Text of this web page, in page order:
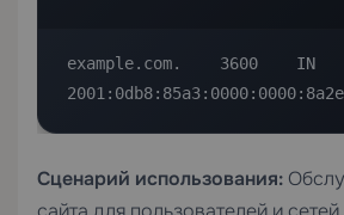
example.com.    3600    IN
Сценарий использования: